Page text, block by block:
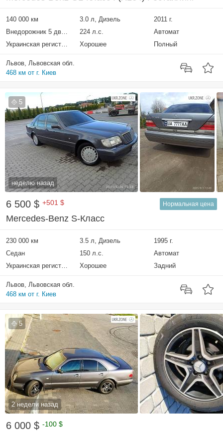
140 000 км 3.0 л, Дизель
2011 г.
Внедорожник 5 дверей
224 л.с.
Автомат
Украинская регистрация
Хорошее Полный
Львов, Львовская обл.
468 км от г. Киев
5
неделю назад
6 500 $ +501 $ Нормальная цена
Mercedes-Benz S-Класс
230 000 км 3.5 л, Дизель
1995 г.
Седан
150 л.с.
Автомат
Украинская регистрация
Хорошее Задний
Львов, Львовская обл.
468 км от г. Киев
5
2 недели назад
6 000 $ -100 $